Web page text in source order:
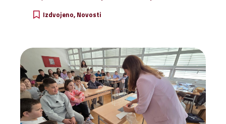
škole pokazali su veliko srce te su zajedničkim
kućama i kućama Udruge Betlehem. Ova akcija još
jednom je pokazala koliko zajedništvo, dobrota i
spremnost na pomaganje mogu učiniti velike
stvari. Posebno smo ponosni na naše učenike koji
su rado sudjelovali i tako naučili važnu lekciju o
solidarnosti i brizi za druge. Od srca zahvaljujemo
svima koji su sudjelovali i...
Izdvojeno Novosti